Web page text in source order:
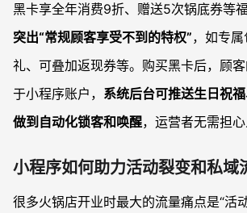
黑卡享全年消费9折、赠送5次锅底券等福
突出“常规顾客享受不到的特权”，如专
礼、可叠加返现券等。购买黑卡后，顾
于小程序账户， 系统后台可推送生日祝
做到自动化锁客和唤醒，运营者无需担心
小程序如何助力活动裂变和私域
很多火锅店开业时最大的流量痛点是“活